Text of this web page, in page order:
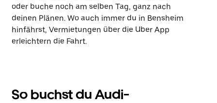
oder buche noch am selben Tag, ganz nach
deinen Plänen. Wo auch immer du in Bensheim
hinfährst, Vermietungen über die Uber App
erleichtern die Fahrt.
So buchst du Audi-